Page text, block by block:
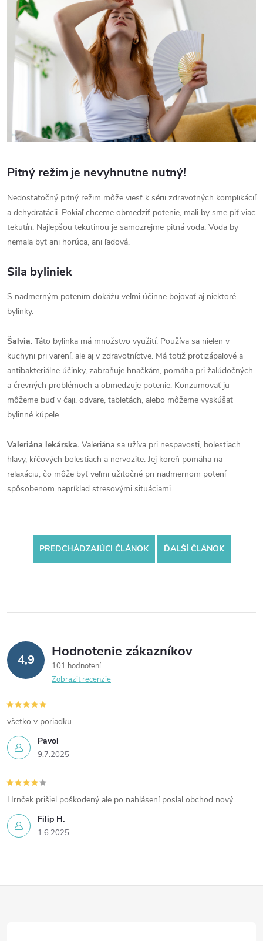
Pitný režim je nevyhnutne nutný!
Nedostatočný pitný režim môže viesť k sérii zdravotných komplikácií
a dehydratácii. Pokiaľ chceme obmedziť potenie, mali by sme piť viac
tekutín. Najlepšou tekutinou je samozrejme pitná voda. Voda by
nemala byť ani horúca, ani ľadová.
Sila byliniek
S nadmerným potením dokážu veľmi účinne bojovať aj niektoré
bylinky.
Šalvia. Táto bylinka má množstvo využití. Používa sa nielen v
kuchyni pri varení, ale aj v zdravotníctve. Má totiž protizápalové a
antibakteriálne účinky, zabraňuje hnačkám, pomáha pri žalúdočných
a črevných problémoch a obmedzuje potenie. Konzumovať ju
môžeme buď v čaji, odvare, tabletách, alebo môžeme vyskúšať
bylinné kúpele.
Valeriána lekárska. Valeriána sa užíva pri nespavosti, bolestiach
hlavy, kŕčových bolestiach a nervozite. Jej koreň pomáha na
relaxáciu, čo môže byť veľmi užitočné pri nadmernom potení
spôsobenom napríklad stresovými situáciami.
PREDCHÁDZAJÚCI ČLÁNOK ĎALŠÍ ČLÁNOK
4,9 Hodnotenie zákazníkov
101 hodnotení
Zobraziť recenzie
Pavol
9.7.2025
všetko v poriadku
Filip H.
1.6.2025
Hrnček prišiel poškodený ale po nahlásení poslal obchod nový